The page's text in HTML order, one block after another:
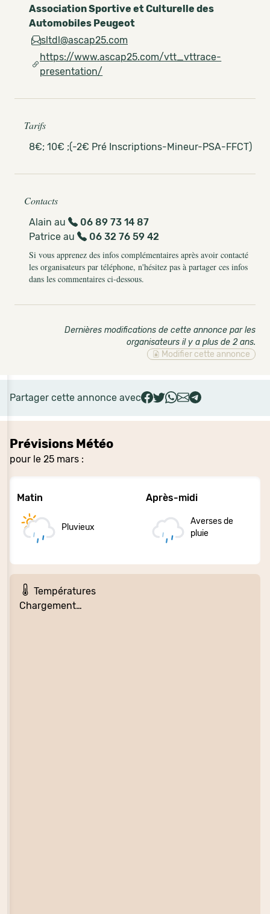
Prévisions Météo
pour le 25 mars :
Matin
Pluvieux
Après-midi
Averses de
pluie
Températures
Chargement…
Association Sportive et Culturelle des
Automobiles Peugeot
sltdl@ascap25.com
https://www.ascap25.com/vtt_vttrace-
presentation/
Tarifs
8€; 10€ ;(-2€ Pré Inscriptions-Mineur-PSA-FFCT)
Contacts
Alain au
06 89 73 14 87
Patrice au
06 32 76 59 42
Si vous apprenez des infos complémentaires après avoir contacté
les organisateurs par téléphone, n'hésitez pas à partager ces infos
dans les commentaires ci-dessous.
Dernières modifications de cette annonce par les
organisateurs il y a plus de 2 ans.
Modifier cette annonce
Partager cette annonce avec